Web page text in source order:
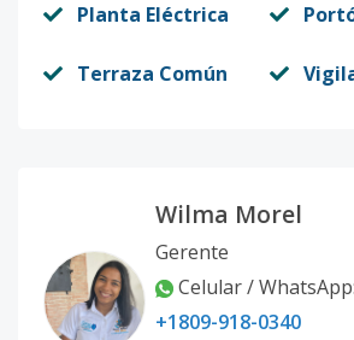
Planta Eléctrica
Terraza Común
Wilma Morel
Gerente
Celular / WhatsApp:
+1809-918-0340